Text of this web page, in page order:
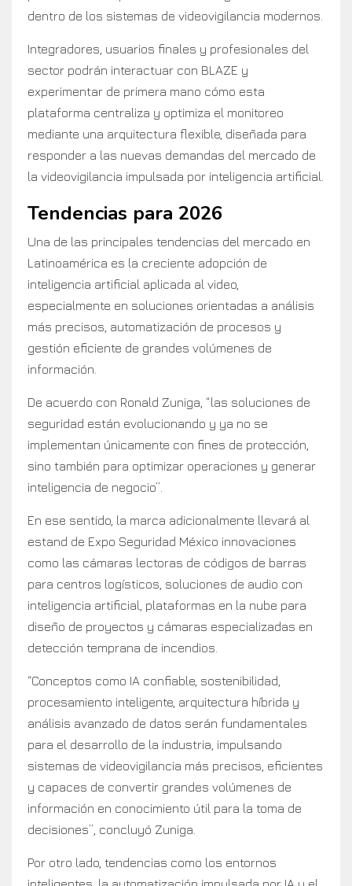
dentro de los sistemas de videovigilancia modernos.
Integradores, usuarios finales y profesionales del
sector podrán interactuar con BLAZE y
experimentar de primera mano cómo esta
plataforma centraliza y optimiza el monitoreo
mediante una arquitectura flexible, diseñada para
responder a las nuevas demandas del mercado de
la videovigilancia impulsada por inteligencia artificial.
Tendencias para 2026
Una de las principales tendencias del mercado en
Latinoamérica es la creciente adopción de
inteligencia artificial aplicada al video,
especialmente en soluciones orientadas a análisis
más precisos, automatización de procesos y
gestión eficiente de grandes volúmenes de
información.
De acuerdo con Ronald Zuniga, “las soluciones de
seguridad están evolucionando y ya no se
implementan únicamente con fines de protección,
sino también para optimizar operaciones y generar
inteligencia de negocio”.
En ese sentido, la marca adicionalmente llevará al
estand de Expo Seguridad México innovaciones
como las cámaras lectoras de códigos de barras
para centros logísticos, soluciones de audio con
inteligencia artificial, plataformas en la nube para
diseño de proyectos y cámaras especializadas en
detección temprana de incendios.
“Conceptos como IA confiable, sostenibilidad,
procesamiento inteligente, arquitectura híbrida y
análisis avanzado de datos serán fundamentales
para el desarrollo de la industria, impulsando
sistemas de videovigilancia más precisos, eficientes
y capaces de convertir grandes volúmenes de
información en conocimiento útil para la toma de
decisiones”, concluyó Zuniga.
Por otro lado, tendencias como los entornos